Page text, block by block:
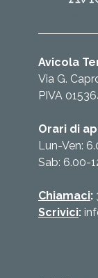
Avicola
Via G.
PIVA
Orari di
Lun-Ven:
Sab: 6.00-
Chiamaci:
Scrivici: